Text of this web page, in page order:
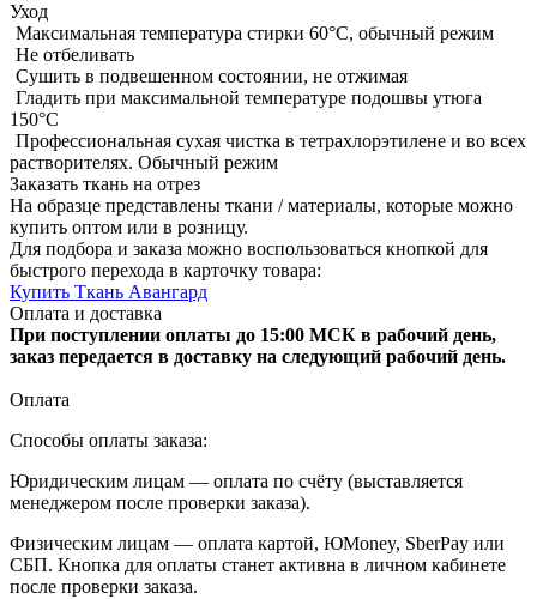
Уход
Максимальная температура стирки 60°C, обычный режим
Не отбеливать
Сушить в подвешенном состоянии, не отжимая
Гладить при максимальной температуре подошвы утюга
150°С
Профессиональная сухая чистка в тетрахлорэтилене и во всех
растворителях. Обычный режим
Заказать ткань на отрез
На образце представлены ткани / материалы, которые можно
купить оптом или в розницу.
Для подбора и заказа можно воспользоваться кнопкой для
быстрого перехода в карточку товара:
Купить Ткань Авангард
Оплата и доставка
При поступлении оплаты до 15:00 МСК в рабочий день,
заказ передается в доставку на следующий рабочий день.
Оплата
Способы оплаты заказа:
Юридическим лицам — оплата по счёту (выставляется
менеджером после проверки заказа).
Физическим лицам — оплата картой, ЮMoney, SberPay или
СБП. Кнопка для оплаты станет активна в личном кабинете
после проверки заказа.